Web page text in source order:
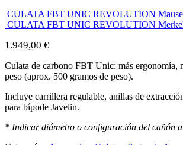
CULATA FBT UNIC REVOLUTION
CULATA FBT UNIC REVOLUTION
1.949,00 €
Culata de carbono FBT Unic: más ergonomía,
peso (aprox. 500 gramos de peso).
Incluye carrillera regulable, anillas de
para bípode Javelin.
* Indicar diámetro o configuración del cañón